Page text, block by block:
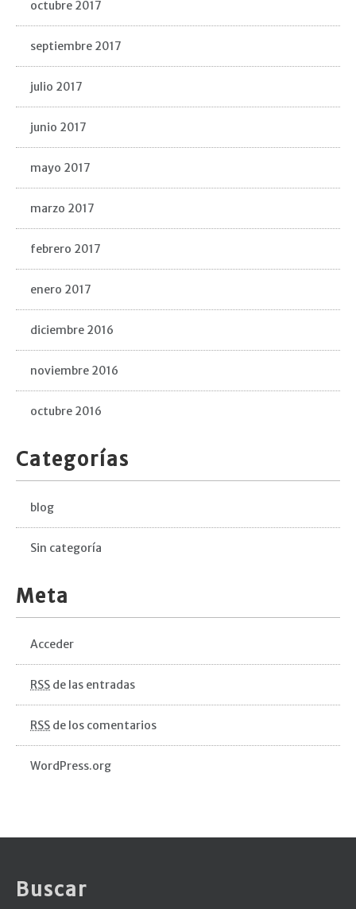
octubre 2017
septiembre 2017
julio 2017
junio 2017
mayo 2017
marzo 2017
febrero 2017
enero 2017
diciembre 2016
noviembre 2016
octubre 2016
Categorías
blog
Sin categoría
Meta
Acceder
RSS de las entradas
RSS de los comentarios
WordPress.org
Buscar